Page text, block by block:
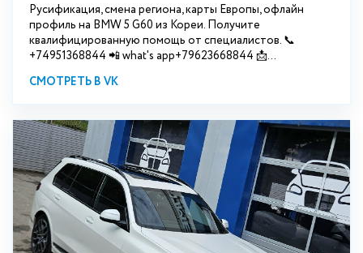
Русификация, смена региона, карты Европы, офлайн
профиль на BMW 5 G60 из Кореи. Получите
квалифицированную помощь от специалистов. 📞
+74951368844 📲 what's app+79623668844 📩...
СМОТРЕТЬ В VK